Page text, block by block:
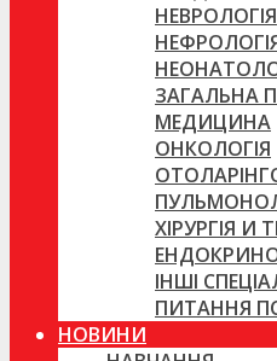
НЕВРОЛОГІЯ
ЗАГАЛЬНА
МЕДИЦИНА
ОНКОЛОГІЯ
ХІРУРГІЯ И
ІНШІ
ПИТАННЯ
НОВИНИ